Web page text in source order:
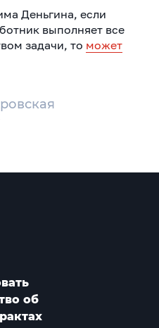
Деньгина, если
выполняет все
задачи, то может
об